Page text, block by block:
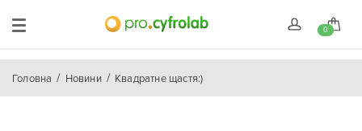
0
Головна Новини Квадратне щастя:)